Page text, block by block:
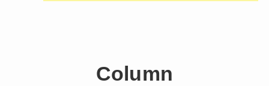
Column